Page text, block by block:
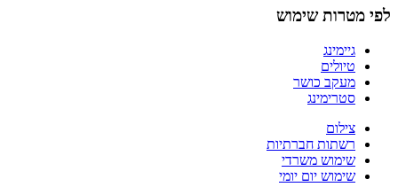
לפי מטרות שימוש
גיימינג
טיולים
מעקב כושר
סטרימינג
צילום
רשתות חברתיות
שימוש משרדי
שימוש יום יומי